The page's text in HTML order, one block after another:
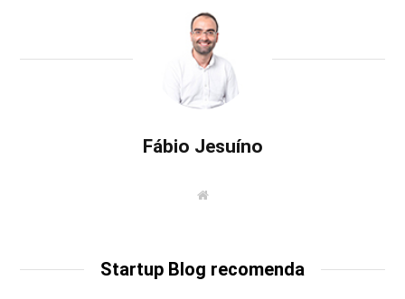
Fábio Jesuíno
W
e
Startup Blog recomenda